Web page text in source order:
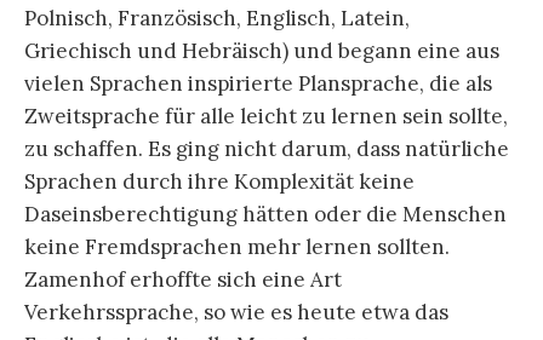
Polnisch, Französisch, Englisch, Latein,
Griechisch und Hebräisch) und begann eine aus
vielen Sprachen inspirierte Plansprache, die als
Zweitsprache für alle leicht zu lernen sein sollte,
zu schaffen. Es ging nicht darum, dass natürliche
Sprachen durch ihre Komplexität keine
Daseinsberechtigung hätten oder die Menschen
keine Fremdsprachen mehr lernen sollten.
Zamenhof erhoffte sich eine Art
Verkehrssprache, so wie es heute etwa das